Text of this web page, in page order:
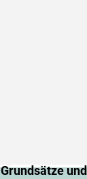
Grundsätze